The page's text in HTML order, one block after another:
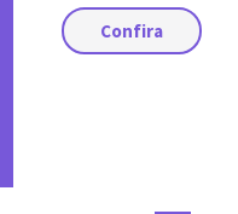
Confira